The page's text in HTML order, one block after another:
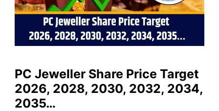
PC Jeweller Share Price Target
2026, 2028, 2030, 2032, 2034,
2035…